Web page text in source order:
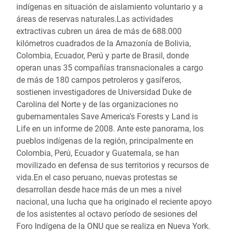
indígenas en situación de aislamiento voluntario y a
áreas de reservas naturales.Las actividades
extractivas cubren un área de más de 688.000
kilómetros cuadrados de la Amazonía de Bolivia,
Colombia, Ecuador, Perú y parte de Brasil, donde
operan unas 35 compañías transnacionales a cargo
de más de 180 campos petroleros y gasíferos,
sostienen investigadores de Universidad Duke de
Carolina del Norte y de las organizaciones no
gubernamentales Save America's Forests y Land is
Life en un informe de 2008. Ante este panorama, los
pueblos indígenas de la región, principalmente en
Colombia, Perú, Ecuador y Guatemala, se han
movilizado en defensa de sus territorios y recursos de
vida.En el caso peruano, nuevas protestas se
desarrollan desde hace más de un mes a nivel
nacional, una lucha que ha originado el reciente apoyo
de los asistentes al octavo período de sesiones del
Foro Indígena de la ONU que se realiza en Nueva York.